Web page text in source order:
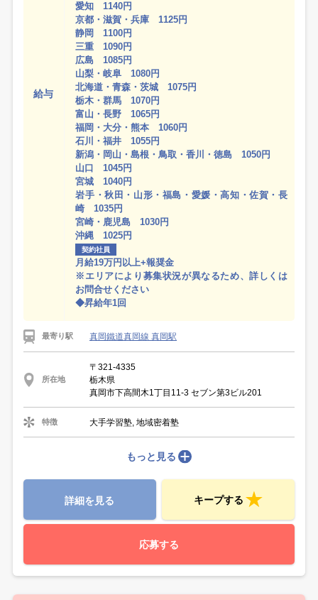
給与
愛知 1140円
京都・滋賀・兵庫 1125円
静岡 1100円
三重 1090円
広島 1085円
山梨・岐阜 1080円
北海道・青森・茨城 1075円
栃木・群馬 1070円
富山・長野 1065円
福岡・大分・熊本 1060円
石川・福井 1055円
新潟・岡山・島根・鳥取・香川・徳島 1050円
山口 1045円
宮城 1040円
岩手・秋田・山形・福島・愛媛・高知・佐賀・長
崎 1035円
宮崎・鹿児島 1030円
沖縄 1025円
契約社員
月給19万円以上+報奨金
※エリアにより募集状況が異なるため、詳しくは
お問合せください
◆昇給年1回
最寄り駅 真岡鐵道真岡線 真岡駅
所在地
〒321-4335
栃木県
真岡市下高間木1丁目11-3 セブン第3ビル201
特徴 大手学習塾, 地域密着塾
もっと見る
詳細を見る キープする
応募する